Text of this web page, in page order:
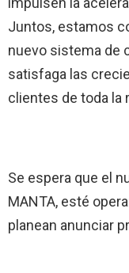
Juntos, estamos
nuevo sistema de
satisfaga las
clientes de toda la
Se espera que el
MANTA, esté
planean anunciar